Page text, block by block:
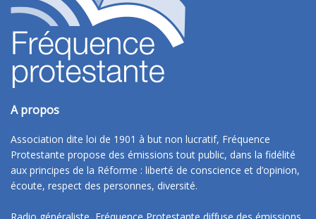
A propos
Association dite loi de 1901 à but non lucratif, Fréquence
Protestante propose des émissions tout public, dans la fidélité
aux principes de la Réforme : liberté de conscience et d’opinion,
écoute, respect des personnes, diversité.